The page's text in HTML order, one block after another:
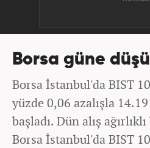
Borsa güne
Borsa İstanbul'da BIST
yüzde 0,06 azalışla
başladı. Dün alış
Borsa İstanbul'da BIST